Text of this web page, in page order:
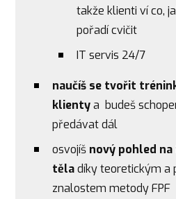
takže klienti ví co,
pořadí cvičit
IT servis 24/7
naučíš se tvořit
klientya budeš
předávat dál
osvojíš nový pohled
těladíky teoretickým a
znalostem metody FPF